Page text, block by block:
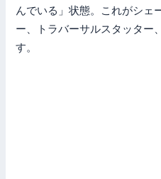
んでいる」状態。これがシェ
ー、トラバーサルスタッター
す。